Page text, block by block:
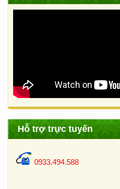
Hỗ trợ trực tuyến
0933.494.588